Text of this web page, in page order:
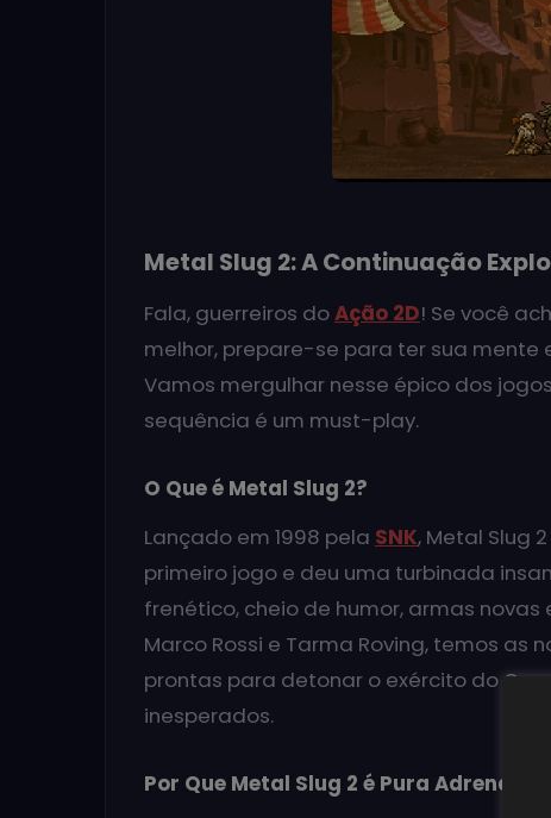
Metal Slug 2: A Continuação
Fala, guerreiros doAção 2D! Se você
melhor, prepare-se para ter sua mente
Vamos mergulhar nesse épico dos
sequência é um must-play.
O Que é Metal Slug 2?
Lançado em 1998 pela SNK, Metal Slug
primeiro jogo e deu uma turbinada
frenético, cheio de humor, armas novas
Marco Rossi e Tarma Roving, temos as
prontas para detonar o exército do
inesperados.
Por Que Metal Slug 2 é Pura